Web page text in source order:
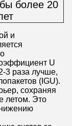
более 20
и
U
3 раза лучше,
(IGU).
сохраняя
летом. Это